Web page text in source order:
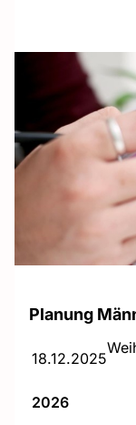
Planung
18.12.2025
2026